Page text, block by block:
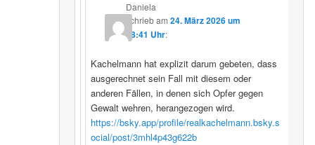
Daniela
schriebam 24. März 2026 um
08:41 Uhr:
Kachelmann hat explizit darum gebeten, dass
ausgerechnet sein Fall mit diesem oder
anderen Fällen, in denen sich Opfer gegen
Gewalt wehren, herangezogen wird.
https://bsky.app/profile/realkachelmann.bsky.s
ocial/post/3mhl4p43g622b